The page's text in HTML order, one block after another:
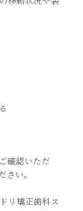
確認いただ
い。
リ矯正歯科ス